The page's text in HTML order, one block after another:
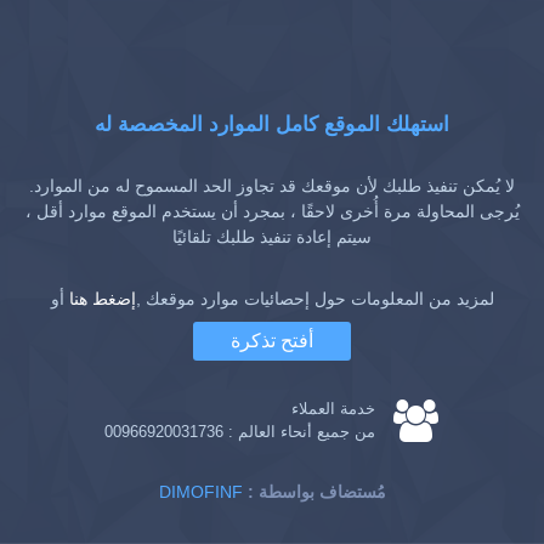
استهلك الموقع كامل الموارد المخصصة له
لا يُمكن تنفيذ طلبك لأن موقعك قد تجاوز الحد المسموح له من الموارد.
يُرجى المحاولة مرة أُخرى لاحقًا ، بمجرد أن يستخدم الموقع موارد أقل ،
سيتم إعادة تنفيذ طلبك تلقائيًا
لمزيد من المعلومات حول إحصائيات موارد موقعك ,إضغط هنا أو
أفتح تذكرة
خدمة العملاء
من جميع أنحاء العالم : 00966920031736
DIMOFINF : مُستضاف بواسطة